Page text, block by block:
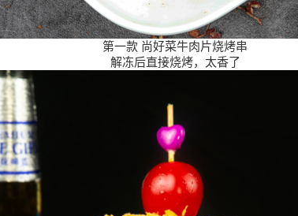
第一款 尚好菜牛肉片烧烤串
解冻后直接烧烤，太香了